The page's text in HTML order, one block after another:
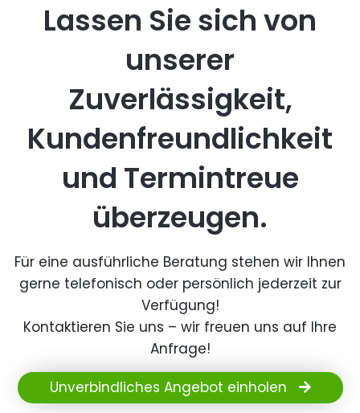
Lassen Sie sich von
unserer
Zuverlässigkeit,
Kundenfreundlichkeit
und Termintreue
überzeugen.
Für eine ausführliche Beratung stehen wir Ihnen
gerne telefonisch oder persönlich jederzeit zur
Verfügung!
Kontaktieren Sie uns – wir freuen uns auf Ihre
Anfrage!
Unverbindliches Angebot einholen